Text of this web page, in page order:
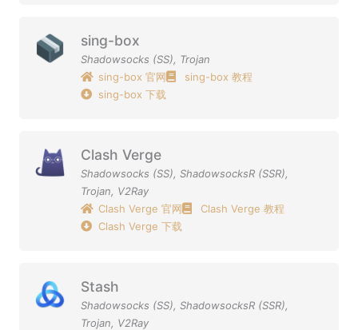
sing-box
Shadowsocks (SS), Trojan
sing-box 官网
sing-box 教程
sing-box 下载
Clash Verge
Shadowsocks (SS), ShadowsocksR (SSR),
Trojan, V2Ray
Clash Verge 官网
Clash Verge 教程
Clash Verge 下载
Stash
Shadowsocks (SS), ShadowsocksR (SSR),
Trojan, V2Ray